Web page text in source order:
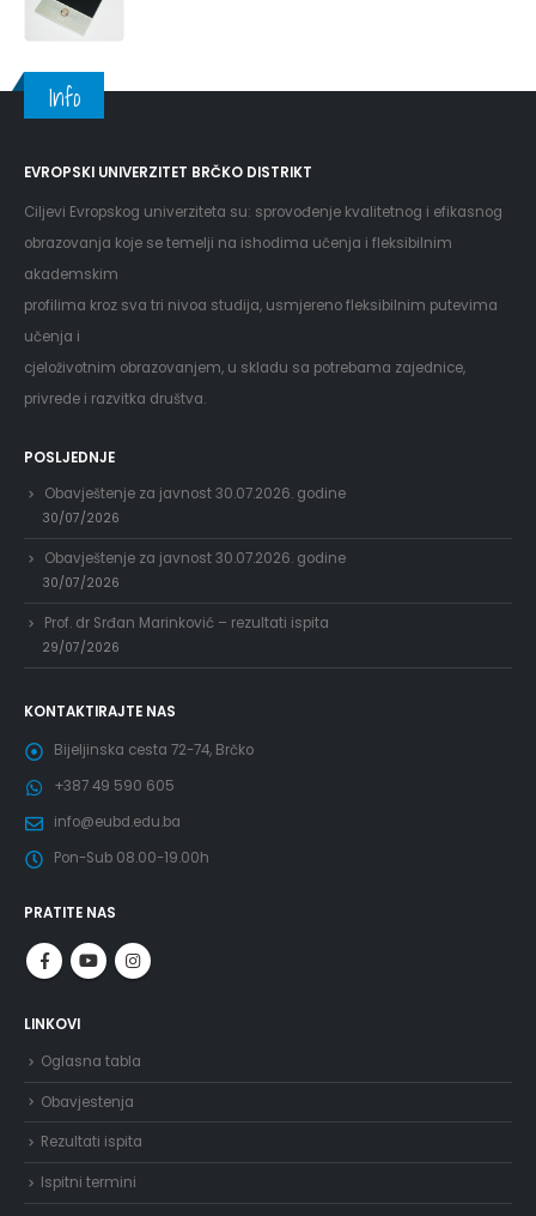
Info
EVROPSKI UNIVERZITET BRČKO DISTRIKT
Ciljevi Evropskog univerziteta su: sprovođenje kvalitetnog i efikasnog
obrazovanja koje se temelji na ishodima učenja i fleksibilnim
akademskim
profilima kroz sva tri nivoa studija, usmjereno fleksibilnim putevima
učenja i
cjeloživotnim obrazovanjem, u skladu sa potrebama zajednice,
privrede i razvitka društva.
POSLJEDNJE
Obavještenje za javnost 30.07.2026. godine
30/07/2026
Obavještenje za javnost 30.07.2026. godine
30/07/2026
Prof. dr Srđan Marinković – rezultati ispita
29/07/2026
KONTAKTIRAJTE NAS
Bijeljinska cesta 72-74, Brčko
+387 49 590 605
info@eubd.edu.ba
Pon-Sub 08.00-19.00h
PRATITE NAS
LINKOVI
Oglasna tabla
Obavjestenja
Rezultati ispita
Ispitni termini